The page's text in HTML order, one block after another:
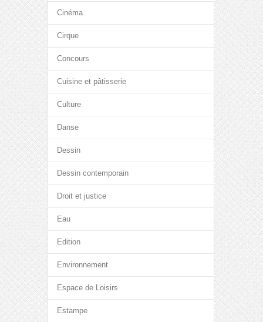
Cinéma
Cirque
Concours
Cuisine et pâtisserie
Culture
Danse
Dessin
Dessin contemporain
Droit et justice
Eau
Edition
Environnement
Espace de Loisirs
Estampe